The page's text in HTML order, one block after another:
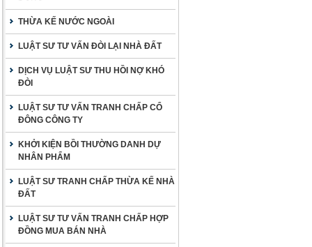
THỪA KẾ NƯỚC NGOÀI
LUẬT SƯ TƯ VẤN ĐÒI LẠI NHÀ ĐẤT
DỊCH VỤ LUẬT SƯ THU HỒI NỢ KHÓ
ĐÒI
LUẬT SƯ TƯ VẤN TRANH CHẤP CỔ
ĐÔNG CÔNG TY
KHỞI KIỆN BỒI THƯỜNG DANH DỰ
NHÂN PHẨM
LUẬT SƯ TRANH CHẤP THỪA KẾ NHÀ
ĐẤT
LUẬT SƯ TƯ VẤN TRANH CHẤP HỢP
ĐỒNG MUA BÁN NHÀ